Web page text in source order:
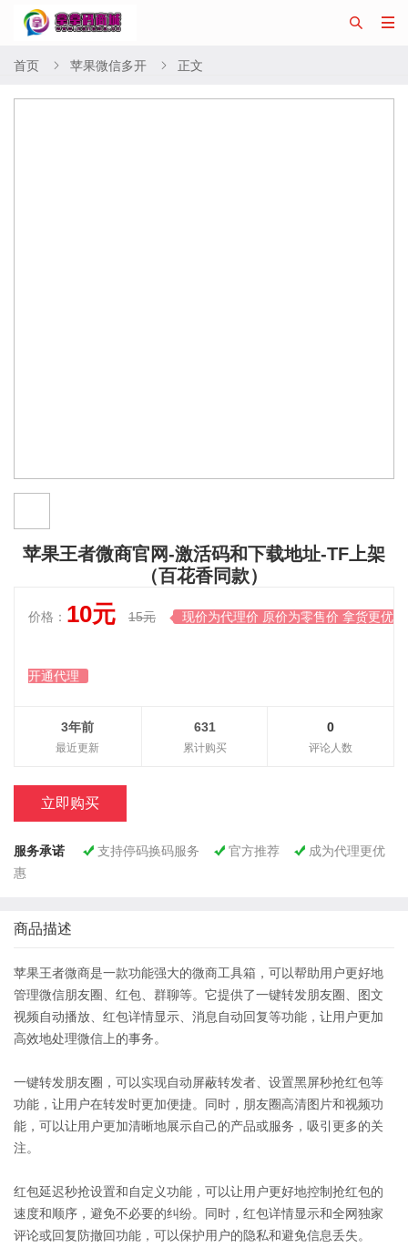


首页  苹果微信多开  正文
苹果王者微商官网-激活码和下载地址-TF上架
（百花香同款）
价格： 10元 15元  现价为代理价 原价为零售价 拿货更优惠
开通代理
0
评论人数
631
累计购买
3年前
最近更新
立即购买
服务承诺  支持停码换码服务  官方推荐  成为代理更优
惠
商品描述
苹果王者微商是一款功能强大的微商工具箱，可以帮助用户更好地
管理微信朋友圈、红包、群聊等。它提供了一键转发朋友圈、图文
视频自动播放、红包详情显示、消息自动回复等功能，让用户更加
高效地处理微信上的事务。
一键转发朋友圈，可以实现自动屏蔽转发者、设置黑屏秒抢红包等
功能，让用户在转发时更加便捷。同时，朋友圈高清图片和视频功
能，可以让用户更加清晰地展示自己的产品或服务，吸引更多的关
注。
红包延迟秒抢设置和自定义功能，可以让用户更好地控制抢红包的
速度和顺序，避免不必要的纠纷。同时，红包详情显示和全网独家
评论或回复防撤回功能，可以保护用户的隐私和避免信息丢失。